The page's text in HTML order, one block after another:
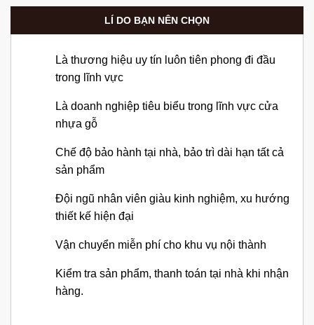
LÍ DO BẠN NÊN CHỌN
Là thương hiệu uy tín luôn tiên phong đi đầu
trong lĩnh vực
Là doanh nghiệp tiêu biểu trong lĩnh vực cửa
nhựa gỗ
Chế độ bảo hành tại nhà, bảo trì dài hạn tất cả
sản phẩm
Đội ngũ nhân viên giàu kinh nghiệm, xu hướng
thiết kế hiện đại
Vận chuyển miễn phí cho khu vụ nội thành
Kiểm tra sản phẩm, thanh toán tại nhà khi nhận
hàng.